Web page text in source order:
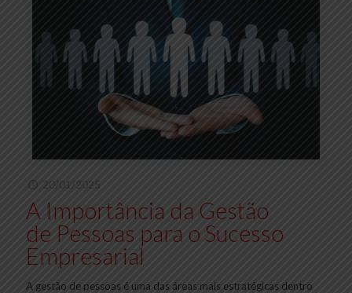
20/01/2025
A Importância da Gestão
de Pessoas para o Sucesso
Empresarial
A gestão de pessoas é uma das áreas mais estratégicas dentro